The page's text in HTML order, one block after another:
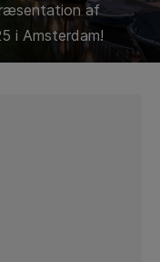
af
i Amsterdam!